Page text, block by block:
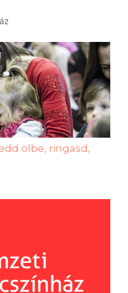
ölbe, ringasd,